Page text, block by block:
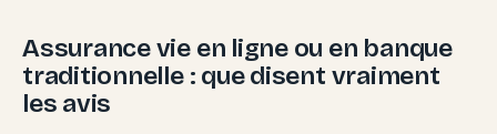
Assurance vie en ligne ou en banque
traditionnelle : que disent vraiment
les avis